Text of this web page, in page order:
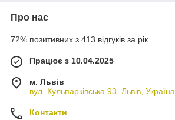
Про нас
72% позитивних з 413 відгуків за рік
Працює з 10.04.2025
м. Львів
вул. Кульпарківська 93, Львів, Україна
Контакти